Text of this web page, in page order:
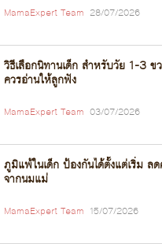
MamaExpert Team 28/07/2026
วิธีเลือกนิทานเด็ก สำหรับวัย 1-3
ควรอ่านให้ลูกฟัง
MamaExpert Team 03/07/2026
ภูมิแพ้ในเด็ก ป้องกันได้ตั้งแต่เริ่ม ล
จากนมแม่
MamaExpert Team 15/07/2026